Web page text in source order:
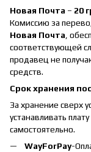
Новая Почта – 20
Комиссию за
Новая Почта ,
соответствующей
продавец не
средств.
Срок хранения
За хранение сверх
устанавливать
самостоятельно.
WayForPay-